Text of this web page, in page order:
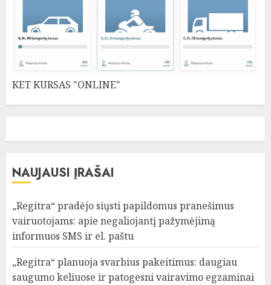
KET KURSAS "ONLINE"
NAUJAUSI ĮRAŠAI
„Regitra“ pradėjo siųsti papildomus pranešimus
vairuotojams: apie negaliojantį pažymėjimą
informuos SMS ir el. paštu
„Regitra“ planuoja svarbius pakeitimus: daugiau
saugumo keliuose ir patogesni vairavimo egzaminai